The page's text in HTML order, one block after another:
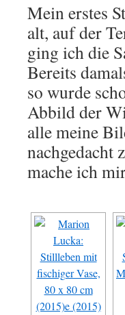
Mein erstes
alt, auf der
ging ich die
Bereits
so wurde
Abbild der
alle meine
nachgedacht
mache ich